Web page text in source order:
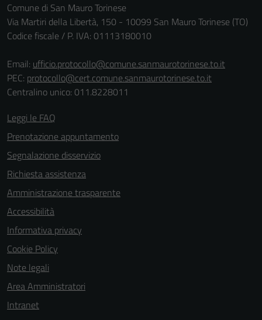
Comune di San Mauro Torinese
Via Martiri della Libertà, 150 - 10099 San Mauro Torinese (TO)
Codice fiscale / P. IVA: 01113180010
Email: ufficio.protocollo@comune.sanmaurotorinese.to.it
PEC: protocollo@cert.comune.sanmaurotorinese.to.it
Centralino unico: 011.8228011
Leggi le FAQ
Prenotazione appuntamento
Segnalazione disservizio
Richiesta assistenza
Amministrazione trasparente
Accessibilità
Informativa privacy
Cookie Policy
Note legali
Area Amministratori
Intranet